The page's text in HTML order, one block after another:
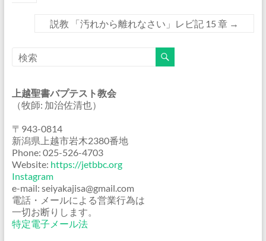
説教 「汚れから離れなさい」レビ記 15 章 →
上越聖書バプテスト教会
（牧師: 加治佐清也）
〒943-0814
新潟県上越市岩木2380番地
Phone: 025-526-4703
Website: https://jetbbc.org
Instagram
e-mail: seiyakajisa@gmail.com
電話・メールによる営業行為は
一切お断りします。
特定電子メール法